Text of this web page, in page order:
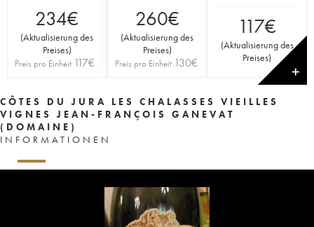
234€
(Aktualisierung des
Preises)
Preis pro Einheit 117€
260€
(Aktualisierung des
Preises)
Preis pro Einheit 130€
117€
(Aktualisierung des
Preises)
✕
CÔTES DU JURA LES CHALASSES VIEILLES
VIGNES JEAN-FRANÇOIS GANEVAT
(DOMAINE)
INFORMATIONEN